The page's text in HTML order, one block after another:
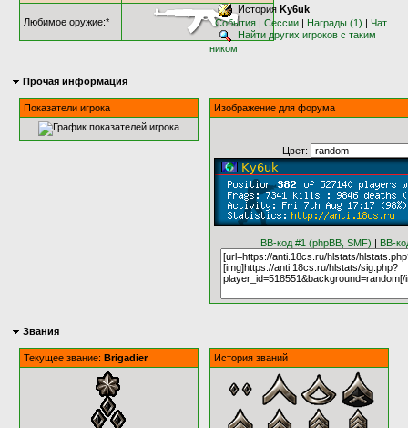
Любимое оружие:*
ИсторияKy6uk
События |Сессии | Награды (1) |Чат
Найти других игроков с таким
ником
Прочая информация
Показатели игрока Изображение для форума
Цвет:
BB-код #1 (phpBB, SMF) | BB-
Звания
Текущее звание: Brigadier История званий